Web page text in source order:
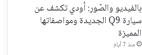
بالفيديو والصّور: أودي تكشف عن
سيارة Q9 الجديدة ومواصفاتها
المميزة
منذ 7 أيام